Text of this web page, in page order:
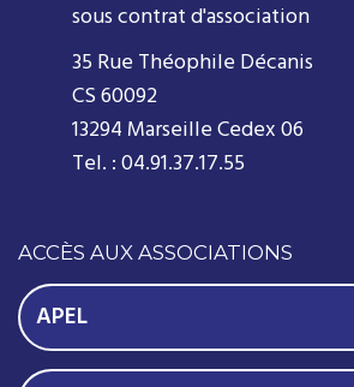
sous contrat d'association
35 Rue Théophile Décanis
CS 60092
13294 Marseille Cedex 06
Tel. : 04.91.37.17.55
ACCÈS AUX ASSOCIATIONS
APEL